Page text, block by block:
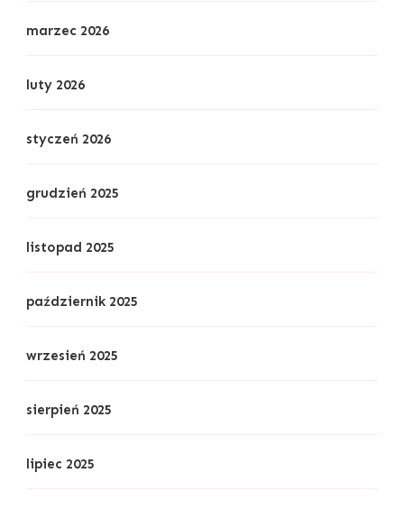
marzec 2026
luty 2026
styczeń 2026
grudzień 2025
listopad 2025
październik 2025
wrzesień 2025
sierpień 2025
lipiec 2025